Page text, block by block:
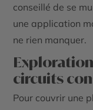
conseillé de se
une application
ne rien manquer.
circuits
Pour couvrir une